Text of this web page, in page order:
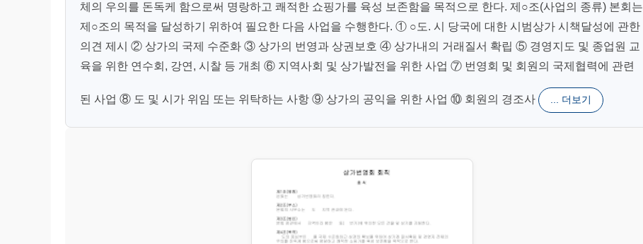
체의 우의를 돈독케 함으로써 명랑하고 쾌적한 쇼핑가를 육성 보존함을 목적으로 한다. 제○조(사업의 종류) 본회는
제○조의 목적을 달성하기 위하여 필요한 다음 사업을 수행한다. ① ○도. 시 당국에 대한 시범상가 시책달성에 관한
의견 제시 ② 상가의 국제 수준화 ③ 상가의 번영과 상권보호 ④ 상가내의 거래질서 확립 ⑤ 경영지도 및 종업원 교
육을 위한 연수회, 강연, 시찰 등 개최 ⑥ 지역사회 및 상가발전을 위한 사업 ⑦ 번영회 및 회원의 국제협력에 관련
된 사업 ⑧ 도 및 시가 위임 또는 위탁하는 사항 ⑨ 상가의 공익을 위한 사업 ⑩ 회원의 경조사 ... 더보기